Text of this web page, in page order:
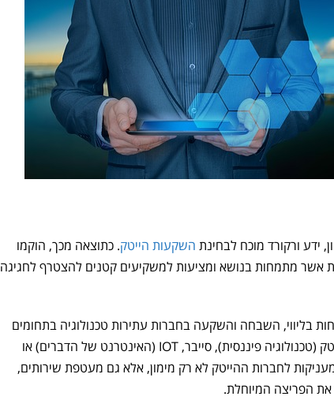
ידע ורקורד מוכח לבחינת השקעות הייטק. כתוצאה מכך, הוקמו
אשר מתמחות בנושא ומציעות למשקיעים קטנים להצטרף לחגיגה
בליווי, השבחה והשקעה בחברות עתירות טכנולוגיה בתחומים
ספציפיים כמו קלינטק (אנרגיה מתחדשת), פינטק (טכנולוגיה פיננסית), סייבר, IOT (האינטרנט של הדברים) או
מעניקות לחברות ההייטק לא רק מימון, אלא גם מעטפת שירותים,
הפריצה המיוחלת.